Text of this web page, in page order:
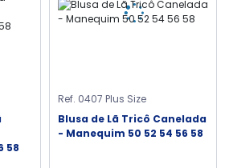
58
Ref. 0407 Plus Size
Blusa de Lã Tricô Canelada
- Manequim 50 52 54 56 58